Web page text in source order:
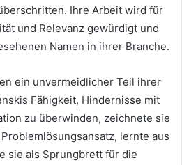
Ihre Arbeit wird für
und Relevanz gewürdigt und
Namen in ihrer Branche.
ein unvermeidlicher Teil ihrer
Fähigkeit, Hindernisse mit
zu überwinden, zeichnete sie
lernte aus
sie als Sprungbrett für die